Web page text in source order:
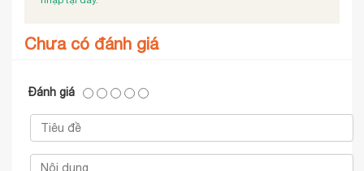
Chưa có đánh giá
Đánh giá